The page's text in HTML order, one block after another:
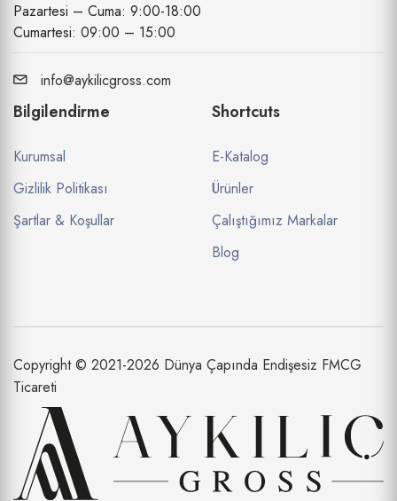
Pazartesi – Cuma: 9:00-18:00
Cumartesi: 09:00 – 15:00
info@aykilicgross.com
Bilgilendirme
Kurumsal
Gizlilik Politikası
Şartlar & Koşullar
Shortcuts
E-Katalog
Ürünler
Çalıştığımız Markalar
Blog
Copyright © 2021-2026 Dünya Çapında Endişesiz FMCG
Ticareti